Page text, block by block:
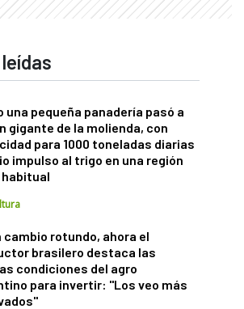
una pequeña panadería pasó a
gigante de la molienda, con
para 1000 toneladas diarias
impulso al trigo en una región
habitual
cambio rotundo, ahora el
brasilero destaca las
condiciones del agro
para invertir: "Los veo más